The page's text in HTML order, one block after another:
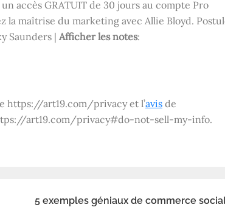
accès GRATUIT de 30 jours au compte Pro
la maîtrise du marketing avec Allie Bloyd.
Saunders | Afficher les notes:
https://art19.com/privacy et l’avis de
art19.com/privacy#do-not-sell-my-info.
5 exemples géniaux de commerce